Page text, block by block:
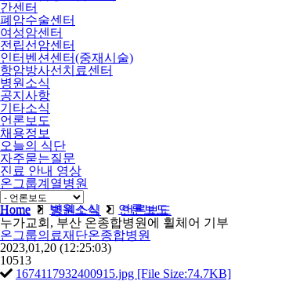
간센터
폐암수술센터
여성암센터
전립선암센터
인터벤션센터(중재시술)
항암방사선치료센터
병원소식
공지사항
기타소식
언론보도
채용정보
오늘의 식단
자주묻는질문
진료 안내 영상
온그룹계열병원
비급여
Home
병원소식 언론보도
Home 병원소식
언론보도
누가교회, 부산 온종합병원에 휠체어 기부
온그룹의료재단온종합병원
2023,01,20 (12:25:03)
10513
1674117932400915.jpg [File Size:74.7KB]